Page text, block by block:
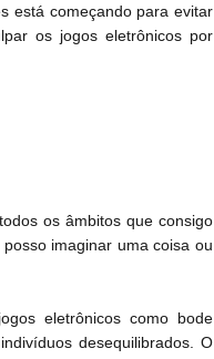
está começando para evitar
os jogos eletrônicos por
os âmbitos que consigo
imaginar uma coisa ou
eletrônicos como bode
desequilibrados. O